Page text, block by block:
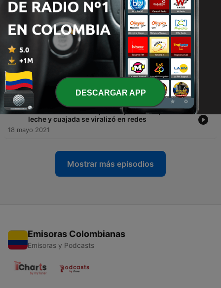
31 mayo 2021
704 -
“Con 50 colillas de cigarrillo se elabora una hoja
de papel tamaño carta”: creador de proyecto
medioambiental
24 mayo 2021
703 - “Un habitante de calle me regaló el libro de inglés
y eso me cambió la vida”: Vigilante bilingüe
19 mayo 2021
702 - Fabio Enseña: el campesino youtuber que entre
leche y cuajada se viralizó en redes
18 mayo 2021
Mostrar más episodios
Emisoras Colombianas
Emisoras y Podcasts
DESCARGAR APP